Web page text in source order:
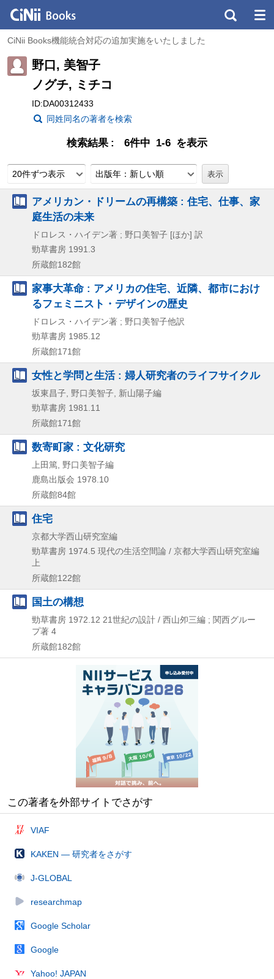
CiNii Books機能統合対応の追加実施をいたしました
野口, 美智子
ノグチ, ミチコ
ID:DA00312433
同姓同名の著者を検索
検索結果 6件中 1-6 を表示
20件ずつ表示 出版年：新しい順
アメリカン・ドリームの再構築 : 住宅、仕事、家
庭生活の未来
ドロレス・ハイデン著 ; 野口美智子 [ほか] 訳
勁草書房 1991.3
所蔵館182館
家事大革命 : アメリカの住宅、近隣、都市におけ
るフェミニスト・デザインの歴史
ドロレス・ハイデン著 ; 野口美智子他訳
勁草書房 1985.12
所蔵館171館
女性と学問と生活 : 婦人研究者のライフサイクル
坂東昌子, 野口美智子, 新山陽子編
勁草書房 1981.11
所蔵館171館
数寄町家 : 文化研究
上田篤, 野口美智子編
鹿島出版会 1978.10
所蔵館84館
住宅
京都大学西山研究室編
勁草書房 1974.5 現代の生活空間論 / 京都大学西山研究室編
上
所蔵館122館
国土の構想
勁草書房 1972.12 21世紀の設計 / 西山夘三編 ; 関西グルー
プ著 4
所蔵館182館
この著者を外部サイトでさがす
VIAF
KAKEN — 研究者をさがす
J-GLOBAL
researchmap
Google Scholar
Google
Yahoo! JAPAN